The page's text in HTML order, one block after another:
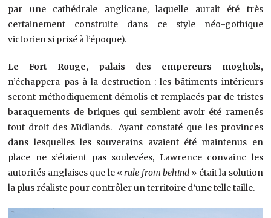
par une cathédrale anglicane, laquelle aurait été très
certainement construite dans ce style néo-gothique
victorien si prisé à l’époque).
Le Fort Rouge, palais des empereurs moghols,
n’échappera pas à la destruction : les bâtiments intérieurs
seront méthodiquement démolis et remplacés par de tristes
baraquements de briques qui semblent avoir été ramenés
tout droit des Midlands. Ayant constaté que les provinces
dans lesquelles les souverains avaient été maintenus en
place ne s’étaient pas soulevées, Lawrence convainc les
autorités anglaises que le « rule from behind » était la solution
la plus réaliste pour contrôler un territoire d’une telle taille.